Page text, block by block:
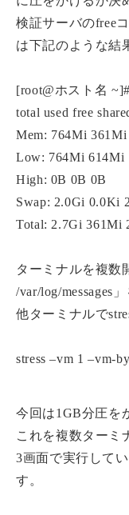
検証サーバのfree
は下記のような結
[root@ホスト名
total used free
Mem: 764Mi
Low: 764Mi 614Mi
High: 0B 0B 0B
Swap: 2.0Gi 0.0Ki
Total: 2.7Gi 361Mi
ターミナルを複数
/var/log/messages
他ターミナルで
stress –vm 1 –vm-
今回は1GB分圧を
これを複数ターミ
3画面で実行して
す。